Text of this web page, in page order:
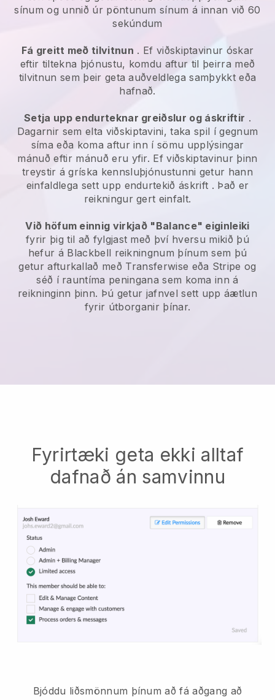
sínum og unnið úr pöntunum sínum á innan við 60
sekúndum
Fá greitt með tilvitnun . Ef viðskiptavinur óskar
eftir tiltekna þjónustu, komdu aftur til þeirra með
tilvitnun sem þeir geta auðveldlega samþykkt eða
hafnað.
Setja upp endurteknar greiðslur og áskriftir .
Dagarnir sem elta viðskiptavini, taka spil í gegnum
síma eða koma aftur inn í sömu upplýsingar
mánuð eftir mánuð eru yfir. Ef viðskiptavinur þinn
treystir á gríska kennsluþjónustunni getur hann
einfaldlega sett upp endurtekið áskrift . Það er
reikningur gert einfalt.
Við höfum einnig virkjað "Balance" eiginleiki
fyrir þig til að fylgjast með því hversu mikið þú
hefur á Blackbell reikningnum þínum sem þú
getur afturkallað með Transferwise eða Stripe og
séð í rauntíma peningana sem koma inn á
reikninginn þinn. Þú getur jafnvel sett upp áætlun
fyrir útborganir þínar.
Fyrirtæki geta ekki alltaf
dafnað án samvinnu
Bjóddu liðsmönnum þínum að fá aðgang að